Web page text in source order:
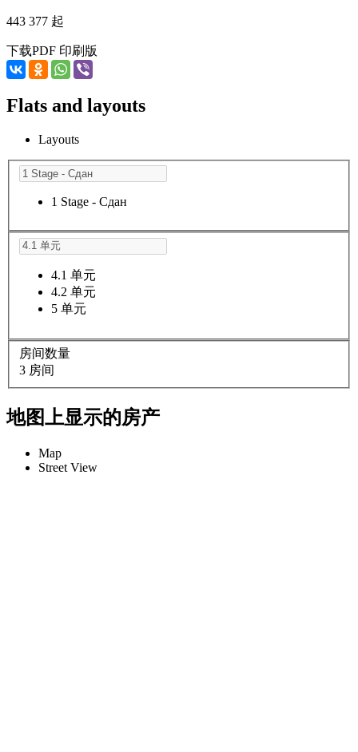
443 377 起
下载PDF 印刷版
Flats and layouts
Layouts
1 Stage - Сдан
4.1 单元
4.2 单元
5 单元
房间数量
3 房间
地图上显示的房产
Map
Street View